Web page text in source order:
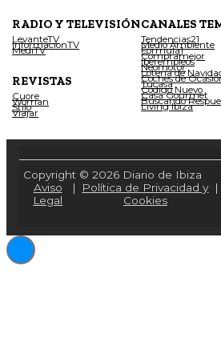
RADIO Y TELEVISIÓN
LevanteTV
InformacionTV
MediTV
REVISTAS
Cuore
Woman
Stilo
Viajar
CANALES
Tendencias21
Medio Ambiente
Fórmula1
Compramejor
Iberempleos
Neomotor
Lotería de
Coches de
Tucasa
Código Nuevo
Casa Gourmet
Buscando
Living Ibiza
Copyright © 2026 Diario de Ibiza
Aviso
Legal
|
Política de Privacidad y
Cookies
|